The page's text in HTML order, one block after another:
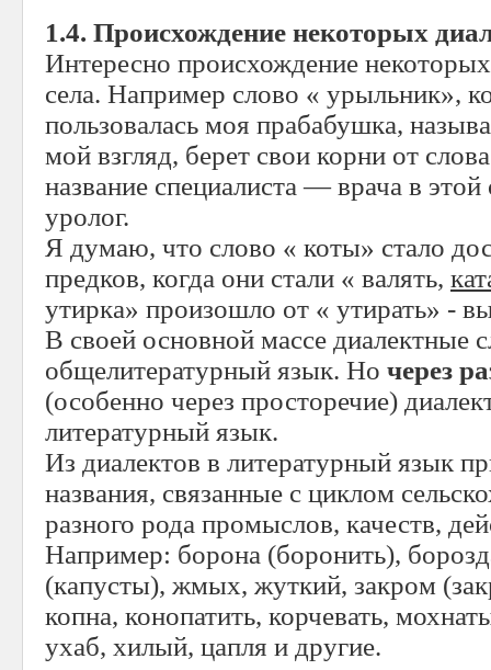
1.4. Происхождение некоторых
Интересно происхождение
села. Например слово « урыльник»,
пользовалась моя прабабушка,
мой взгляд, берет свои корни от
название специалиста — врача в
уролог.
Я думаю, что слово « коты» стало
предков, когда они стали « валять,
утирка» произошло от « утирать» -
В своей основной массе диалектные
общелитературный язык. Но через
(особенно через просторечие)
литературный язык.
Из диалектов в литературный язык
названия, связанные с циклом
разного рода промыслов, качеств,
Например: борона (боронить),
(капусты), жмых, жуткий, закром
копна, конопатить, корчевать,
ухаб, хилый, цапля и другие.